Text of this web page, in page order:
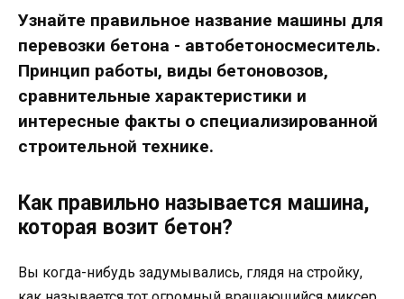
Узнайте правильное название машины для
перевозки бетона - автобетоносмеситель.
Принцип работы, виды бетоновозов,
сравнительные характеристики и
интересные факты о специализированной
строительной технике.
Как правильно называется машина,
которая возит бетон?
Вы когда-нибудь задумывались, глядя на стройку,